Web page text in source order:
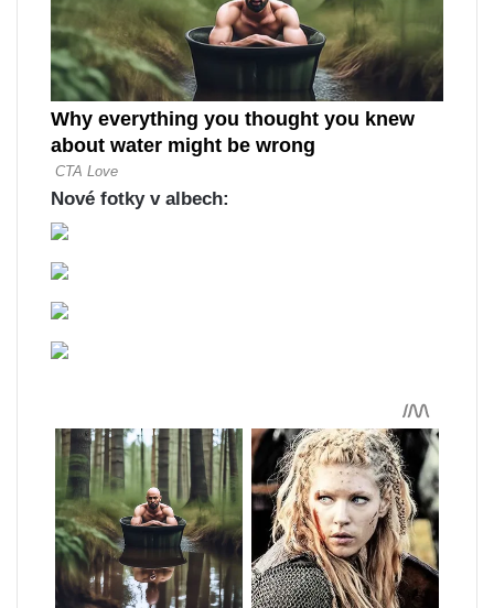
Nové fotky v albech: